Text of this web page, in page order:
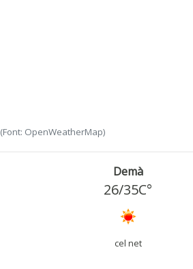
(Font: OpenWeatherMap)
Demà
26/35C°
cel net